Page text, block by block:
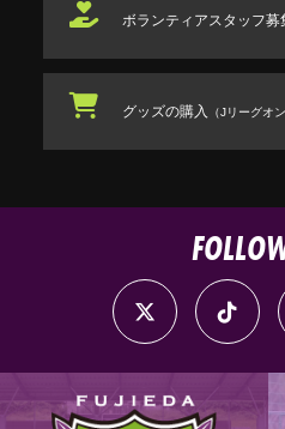
ボランティアスタッフ募
グッズの購入 （Jリーグオ